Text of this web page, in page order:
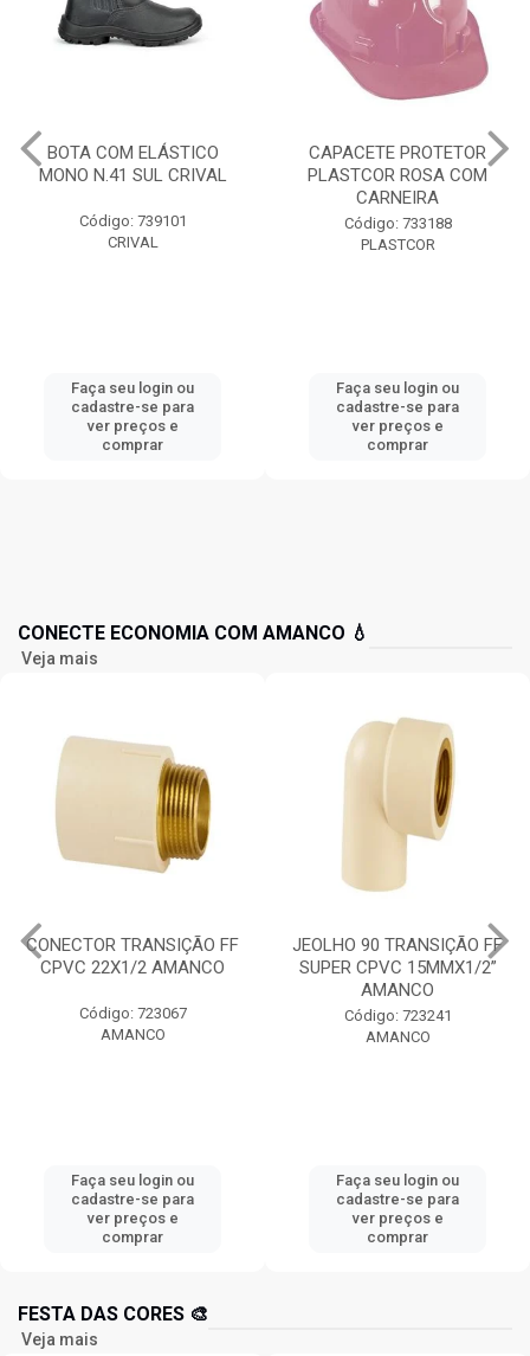
BOTA COM ELÁSTICO
MONO N.41 SUL CRIVAL
Código: 739101
CRIVAL
Faça seu login ou
cadastre-se para
ver preços e
comprar
CAPACETE PROTETOR
PLASTCOR ROSA COM
CARNEIRA
Código: 733188
PLASTCOR
Faça seu login ou
cadastre-se para
ver preços e
comprar
CONECTE ECONOMIA COM AMANCO 💧
Veja mais
CONECTOR TRANSIÇÃO FF
CPVC 22X1/2 AMANCO
Código: 723067
AMANCO
Faça seu login ou
cadastre-se para
ver preços e
comprar
JEOLHO 90 TRANSIÇÃO FF
SUPER CPVC 15MMX1/2”
AMANCO
Código: 723241
AMANCO
Faça seu login ou
cadastre-se para
ver preços e
comprar
FESTA DAS CORES 🎨
Veja mais